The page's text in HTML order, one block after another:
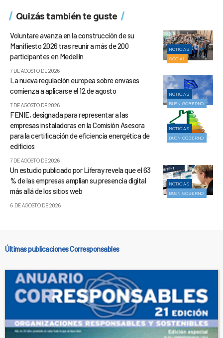
Quizás también te guste
NOTICIAS
SOCIAL
Voluntare avanza en la construcción de su
Manifiesto 2026 tras reunir a más de 200
participantes en Medellín
7 DE AGOSTO DE 2026
NOTICIAS
BUEN GOBIERNO
La nueva regulación europea sobre envases
comienza a aplicarse el 12 de agosto
7 DE AGOSTO DE 2026
NOTICIAS
BUEN GOBIERNO
FENIE, designada para representar a las
empresas instaladoras en la Comisión Asesora
para la certificación de eficiencia energética de
edificios
7 DE AGOSTO DE 2026
NOTICIAS
BUEN GOBIERNO
Un estudio publicado por Liferay revela que el 63
% de las empresas amplían su presencia digital
más allá de los sitios web
6 DE AGOSTO DE 2026
Últimas publicaciones Corresponsables